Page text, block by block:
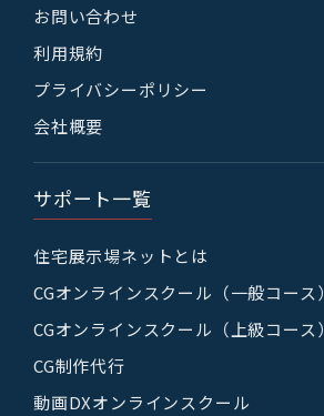
お問い合わせ
利用規約
プライバシーポリシー
会社概要
サポート一覧
住宅展示場ネットとは
CGオンラインスクール（一般コース）
CGオンラインスクール（上級コース）
CG制作代行
動画DXオンラインスクール